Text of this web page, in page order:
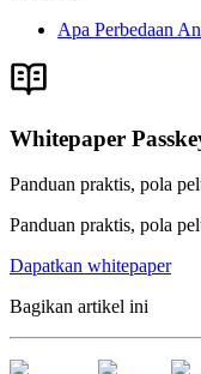
Apa Perbedaan
Whitepaper
Panduan praktis, pola
Panduan praktis, pola
Dapatkan whitepaper
Bagikan artikel ini